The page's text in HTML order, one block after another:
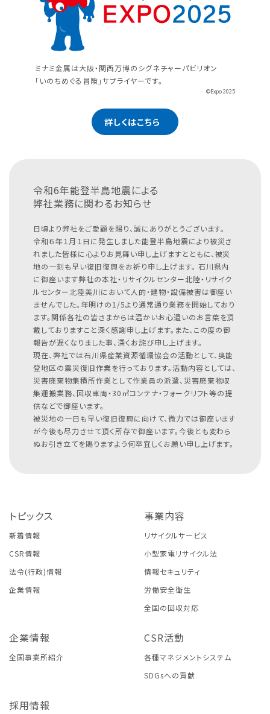
ミナミ金属は大阪・関西万博のシグネチャーパビリオン
「いのちめぐる冒険」サプライヤーです。
©Expo 2025
詳しくはこちら
令和6年能登半島地震による
弊社業務に関わるお知らせ
日頃より弊社をご愛顧を賜り、誠にありがとうございます。
令和６年１月１日に発生しました能登半島地震により被災さ
れました皆様に心よりお見舞い申し上げますとともに、被災
地の一刻も早い復旧復興をお祈り申し上げます。 石川県内
に御座います弊社の本社・リサイクルセンター北陸・リサイク
ルセンター北陸美川において人的・建物・設備被害は御座い
ませんでした。年明けの1/5より通常通り業務を開始しており
ます。関係各社の皆さまからは温かいお心遣いのお言葉を頂
戴しておりますこと深く感謝申し上げます。また、この度の御
報告が遅くなりました事、深くお詫び申し上げます。
現在、弊社では石川県産業資源循環協会の活動として、奥能
登地区の震災復旧作業を行っております。活動内容としては、
災害廃棄物集積所作業として作業員の派遣、災害廃棄物収
集運搬業務、回収車両・30㎥コンテナ・フォークリフト等の提
供などで御座います。
被災地の一日も早い復旧復興に向けて、微力では御座います
が今後も尽力させて頂く所存で御座います。今後とも変わら
ぬお引き立てを賜りますよう何卒宜しくお願い申し上げます。
トピックス
新着情報
CSR情報
法令(行政)情報
企業情報
事業内容
リサイクルサービス
小型家電リサイクル法
情報セキュリティ
労働安全衛生
全国の回収対応
企業情報
全国事業所紹介
CSR活動
各種マネジメントシステム
SDGsへの貢献
採用情報